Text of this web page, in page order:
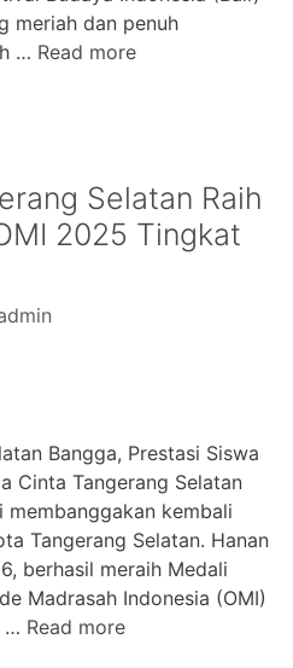
meriah dan penuh
… Read more
Selatan Raih
2025 Tingkat
Bangga, Prestasi Siswa
Cinta Tangerang Selatan
membanggakan kembali
Tangerang Selatan. Hanan
berhasil meraih Medali
Madrasah Indonesia (OMI)
… Read more